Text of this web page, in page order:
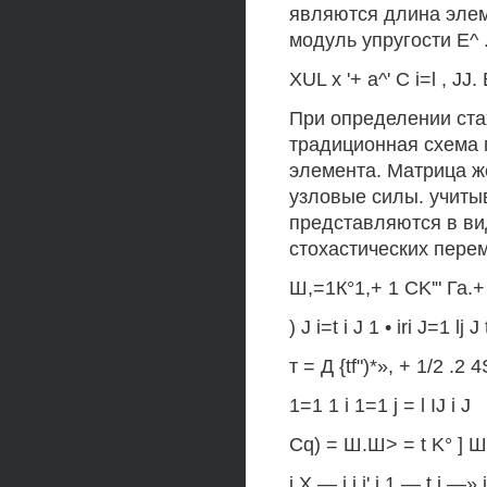
являются длина
модуль упругости
XUL х '+ а^' С i=l , JJ.
При определении
традиционная схема
элемента. Матрица
узловые силы.
представляются в
стохастических
Ш,=1К°1,+ 1 CK'"
) J i=t i J 1 • iri J=1 lj J
т = Д {tf")*», + 1/2 .2
1=1 1 i 1=1 j = l IJ i J
Cq) = Ш.Ш> = t K° ] Ш